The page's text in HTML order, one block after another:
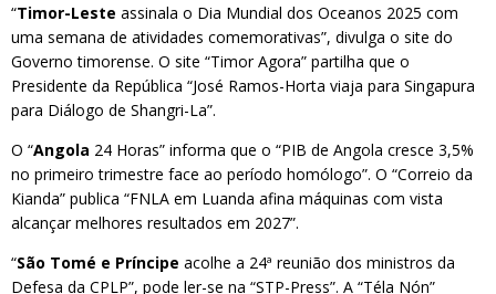
“Timor-Leste assinala o Dia Mundial dos Oceanos 2025 com
uma semana de atividades comemorativas”, divulga o site do
Governo timorense. O site “Timor Agora” partilha que o
Presidente da República “José Ramos-Horta viaja para Singapura
para Diálogo de Shangri-La”.
O “Angola 24 Horas” informa que o “PIB de Angola cresce 3,5%
no primeiro trimestre face ao período homólogo”. O “Correio da
Kianda” publica “FNLA em Luanda afina máquinas com vista
alcançar melhores resultados em 2027”.
“São Tomé e Príncipe acolhe a 24ª reunião dos ministros da
Defesa da CPLP”, pode ler-se na “STP-Press”. A “Téla Nón”